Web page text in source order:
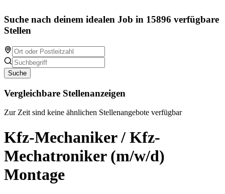
Suche nach deinem idealen Job in 15896 verfügbare
Stellen
Suche
Vergleichbare Stellenanzeigen
Zur Zeit sind keine ähnlichen Stellenangebote verfügbar
Kfz-Mechaniker / Kfz-
Mechatroniker (m/w/d)
Montage